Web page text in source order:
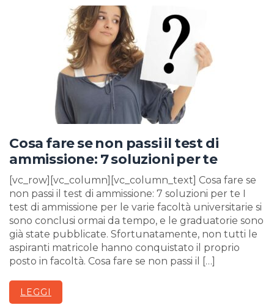
Cosa fare se non passi il test di
ammissione: 7 soluzioni per te
[vc_row][vc_column][vc_column_text] Cosa fare se
non passi il test di ammissione: 7 soluzioni per te I
test di ammissione per le varie facoltà universitarie si
sono conclusi ormai da tempo, e le graduatorie sono
già state pubblicate. Sfortunatamente, non tutti le
aspiranti matricole hanno conquistato il proprio
posto in facoltà. Cosa fare se non passi il […]
LEGGI